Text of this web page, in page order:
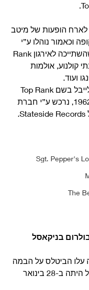
Sgt. Pepper's
The
לארח הופעות של מיטב
וכאמור נוהלו ע”י
קולנוע, אולמות
ועוד.
שבשלב מסויים ב 1962, נרכש ע”י חברת
בניקאסל
הביטלס על הבמה
במג’סטיק בניוקאסל היתה ב-28 בינואר